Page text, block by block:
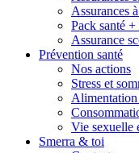
Assurances
Pack santé +
Assurance
Prévention santé
Nos actions
Stress et
Vie sexuelle
Smerra & toi